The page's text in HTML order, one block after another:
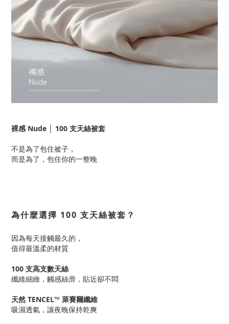
裸感 Nude │ 100 支天絲被套
不是為了包住被子，
而是為了，包住你的一整晚
為什麼選擇 100 支天絲被套？
因為每天接觸最久的，
值得最溫柔的材質
100 支高支數天絲
纖維細緻，觸感絲滑，貼近卻不悶
天然 TENCEL™ 萊賽爾纖維
吸濕透氣，讓夜晚保持乾爽